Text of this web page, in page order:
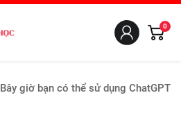
0
Bây giờ bạn có thể sử dụng ChatGPT